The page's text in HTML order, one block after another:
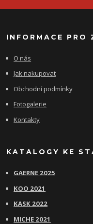
INFORMACE PRO
O nás
Jak nakupovat
Obchodní podmínky
Fotogalerie
Kontakty
KATALOGY KE
GAERNE 2025
KOO 2021
KASK 2022
MICHE 2021